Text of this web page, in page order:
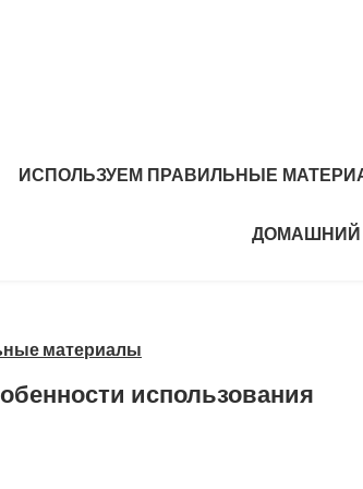
ИСПОЛЬЗУЕМ ПРАВИЛЬНЫЕ
ДОМАШНИЙ
материалы
использования